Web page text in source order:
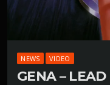
NEWS VIDEO
GENA –